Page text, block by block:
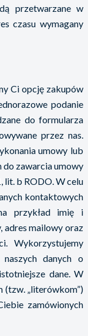
przetwarzane w
czasu wymagany
Ci opcję zakupów
podanie
do formularza
przez nas.
umowy lub
do zawarcia umowy
lit. b RODO. W celu
kontaktowych
przykład imię i
adres mailowy oraz
Wykorzystujemy
danych o
dane. W
(tzw. „literówkom”)
zamówionych